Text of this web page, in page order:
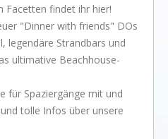
Facetten findet ihr hier!
"Dinner with friends" DOs
legendäre Strandbars und
ultimative Beachhouse-
für Spaziergänge mit und
tolle Infos über unsere